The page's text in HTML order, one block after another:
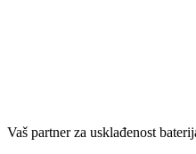
Vaš partner za usklađenost